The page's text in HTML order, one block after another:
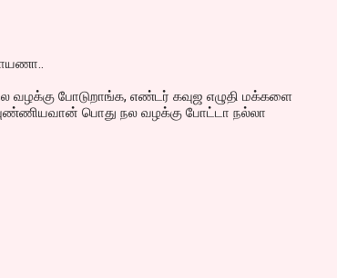
வழக்கு போடுறாங்க, எண்டர் கவுஜ எழுதி மக்களை
பொது நல வழக்கு போட்டா நல்லா